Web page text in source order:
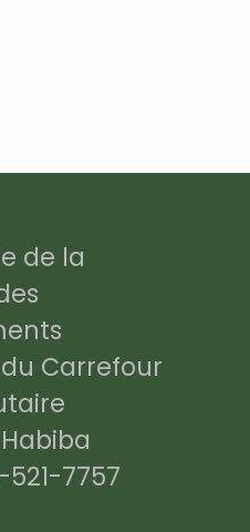
de la
Carrefour
7757